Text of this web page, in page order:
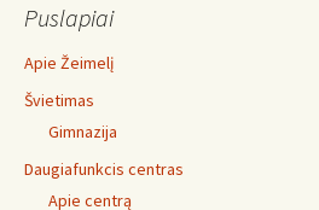
Puslapiai
Apie Žeimelį
Švietimas
Gimnazija
Daugiafunkcis centras
Apie centrą